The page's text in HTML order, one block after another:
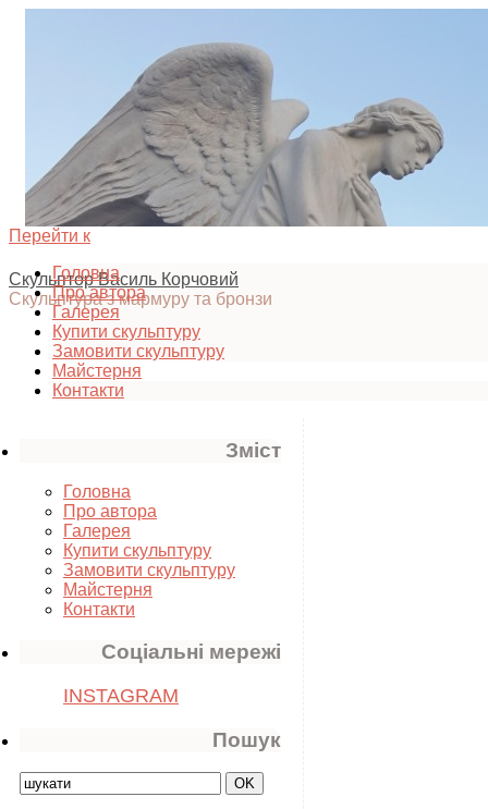
Скульптор Василь Корчовий
Скульптура з мармуру та бронзи
Перейти к
Головна
Про автора
Галерея
Купити скульптуру
Замовити скульптуру
Майстерня
Контакти
Зміст
Головна
Про автора
Галерея
Купити скульптуру
Замовити скульптуру
Майстерня
Контакти
Соціальні мережі
INSTAGRAM
Пошук